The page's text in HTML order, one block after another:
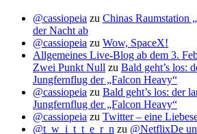
@cassiopeia zu Chinas Raumstation
der Nacht ab
@cassiopeia zu Wow, SpaceX!
Allgemeines Live-Blog ab dem 3.
Zwei Punkt Null zu Bald geht’s los:
Jungfernflug der „Falcon Heavy“
@cassiopeia zu Bald geht’s los: der
Jungfernflug der „Falcon Heavy“
@cassiopeia zu Twitter – eine
@t_w_i_t_t_e_r_n zu @NetflixDe